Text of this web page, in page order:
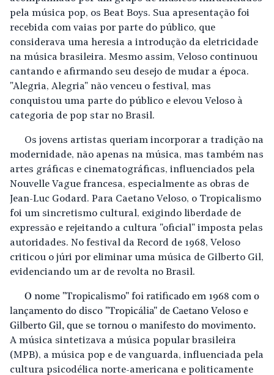
pela música pop, os Beat Boys. Sua apresentação foi
recebida com vaias por parte do público, que
considerava uma heresia a introdução da eletricidade
na música brasileira. Mesmo assim, Veloso continuou
cantando e afirmando seu desejo de mudar a época.
"Alegria, Alegria" não venceu o festival, mas
conquistou uma parte do público e elevou Veloso à
categoria de pop star no Brasil.
Os jovens artistas queriam incorporar a tradição na
modernidade, não apenas na música, mas também nas
artes gráficas e cinematográficas, influenciados pela
Nouvelle Vague francesa, especialmente as obras de
Jean-Luc Godard. Para Caetano Veloso, o Tropicalismo
foi um sincretismo cultural, exigindo liberdade de
expressão e rejeitando a cultura "oficial" imposta pelas
autoridades. No festival da Record de 1968, Veloso
criticou o júri por eliminar uma música de Gilberto Gil,
evidenciando um ar de revolta no Brasil.
O nome "Tropicalismo" foi ratificado em 1968 com o
lançamento do disco "Tropicália" de Caetano Veloso e
Gilberto Gil, que se tornou o manifesto do movimento.
A música sintetizava a música popular brasileira
(MPB), a música pop e de vanguarda, influenciada pela
cultura psicodélica norte-americana e politicamente